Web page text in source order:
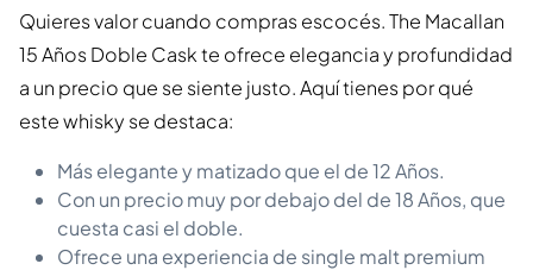
Quieres valor cuando compras escocés. The Macallan
15 Años Doble Cask te ofrece elegancia y profundidad
a un precio que se siente justo. Aquí tienes por qué
este whisky se destaca:
Más elegante y matizado que el de 12 Años.
Con un precio muy por debajo del de 18 Años, que
cuesta casi el doble.
Ofrece una experiencia de single malt premium